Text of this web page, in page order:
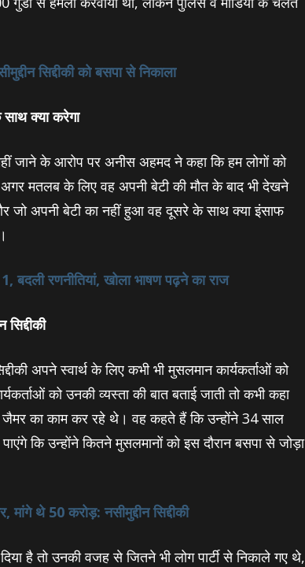
सिद्दीकी को बसपा से निकाला
क्‍या करेगा
नहीं जाने के आरोप पर अनीस अहमद ने कहा कि हम लोगों को
मतलब के लिए वह अपनी बेटी की मौत के बाद भी देखने
जो अपनी बेटी का नहीं हुआ वह दूसरे के साथ क्‍या इंसाफ
बदली रणनीतियां, खोला भाषण पढ़ने का राज
अपने स्‍वार्थ के लिए कभी भी मुसलमान कार्यकर्ताओं को
को उनकी व्‍यस्‍ता की बात बताई जाती तो कभी कहा
का काम कर रहे थे। वह कहते हैं कि उन्‍होंने 34 साल
कि उन्‍होंने कितने मुसलमानों को इस दौरान बसपा से जोड़ा
मांगे थे 50 करोड़: नसीमुद्दीन सिद्दीकी
है तो उनकी वजह से जितने भी लोग पार्टी से निकाले गए थे,